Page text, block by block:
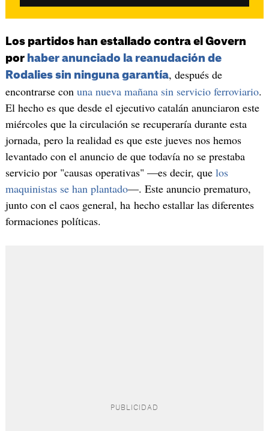
Los partidos han estallado contra el Govern
por haber anunciado la reanudación de
Rodalies sin ninguna garantía, después de
encontrarse con una nueva mañana sin servicio ferroviario.
El hecho es que desde el ejecutivo catalán anunciaron este
miércoles que la circulación se recuperaría durante esta
jornada, pero la realidad es que este jueves nos hemos
levantado con el anuncio de que todavía no se prestaba
servicio por "causas operativas" —es decir, que los
maquinistas se han plantado—. Este anuncio prematuro,
junto con el caos general, ha hecho estallar las diferentes
formaciones políticas.